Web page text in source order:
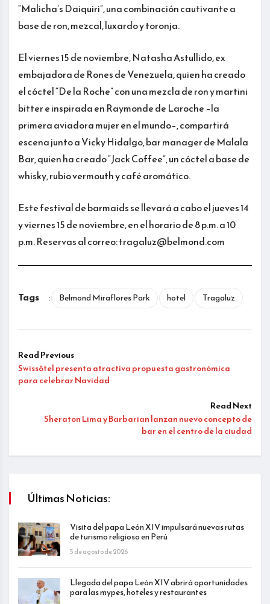
“Malicha’s Daiquiri”, una combinación cautivante a
base de ron, mezcal, luxardo y toronja.
El viernes 15 de noviembre, Natasha Astullido, ex
embajadora de Rones de Venezuela, quien ha creado
el cóctel “De la Roche” con una mezcla de ron y martini
bitter e inspirada en Raymonde de Laroche –la
primera aviadora mujer en el mundo–, compartirá
escena junto a Vicky Hidalgo, bar manager de Malala
Bar, quien ha creado “Jack Coffee”, un cóctel a base de
whisky, rubio vermouth y café aromático.
Este festival de barmaids se llevará a cabo el jueves 14
y viernes 15 de noviembre, en el horario de 8 p.m. a 10
p.m. Reservas al correo: tragaluz@belmond.com
Tags : Belmond Miraflores Park hotel Tragaluz
Read Previous
Swissôtel presenta atractiva propuesta gastronómica
para celebrar Navidad
Read Next
Sheraton Lima y Barbarian lanzan nuevo concepto de
bar en el centro de la ciudad
Últimas Noticias:
Visita del papa León XIV impulsará nuevas rutas
de turismo religioso en Perú
5 de agosto de 2026
Llegada del papa León XIV abrirá oportunidades
para las mypes, hoteles y restaurantes